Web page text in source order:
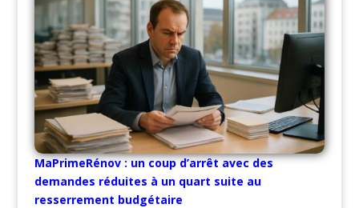
MaPrimeRénov : un coup d’arrêt avec des
demandes réduites à un quart suite au
resserrement budgétaire